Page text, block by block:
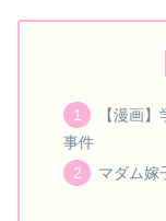
【漫画
事件
マダム嫁